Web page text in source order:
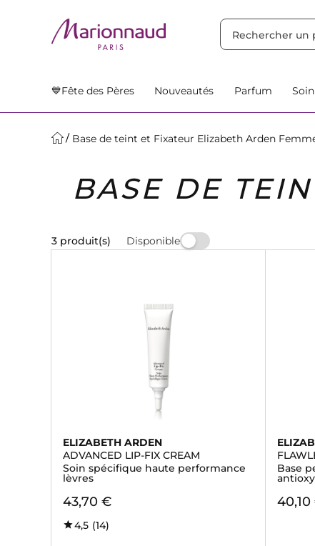
💙Fête des Pères Nouveautés Parfum
Base de teint et Fixateur Elizabeth Arden
BASE DE
3 produit(s) Disponible
ELIZABETH ARDEN
ADVANCED LIP-FIX CREAM
Soin spécifique haute performance
lèvres
43,70 €
4,5 (14)
Base